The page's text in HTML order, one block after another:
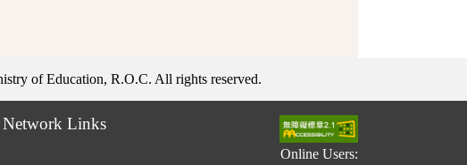
of Education, R.O.C. All rights reserved.
Network Links
Online Users: